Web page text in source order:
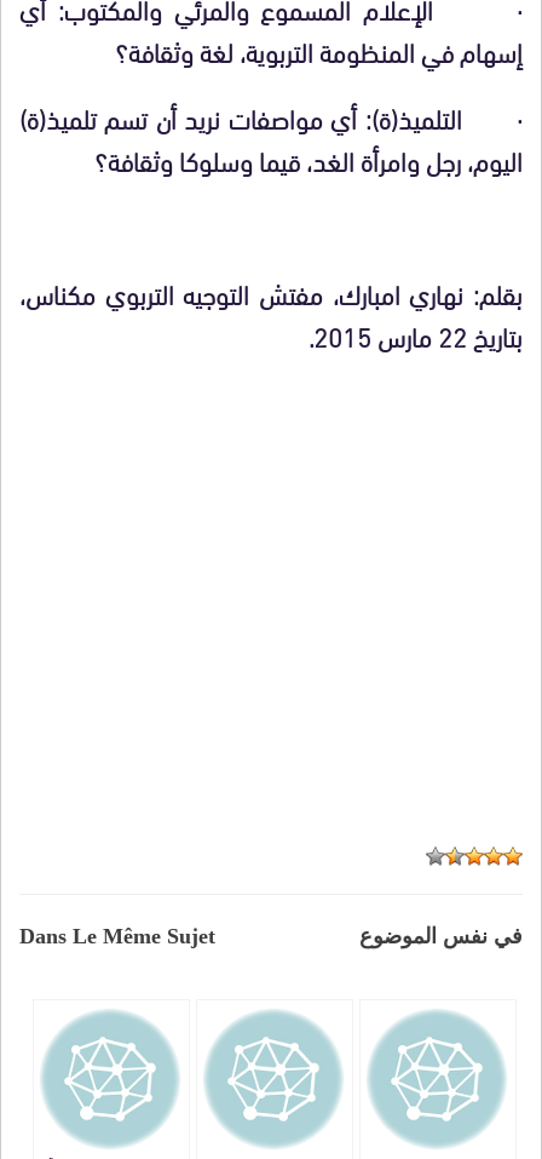
إسهام في المنظومة التربوية، لغة وثقافة؟
· التلميذ(ة): أي مواصفات نريد أن تسم تلميذ(ة)
اليوم، رجل وامرأة الغد، قيما وسلوكا وثقافة؟
بقلم: نهاري امبارك، مفتش التوجيه التربوي مكناس،
بتاريخ 22 مارس 2015.
Dans Le Même Sujet في نفس الموضوع